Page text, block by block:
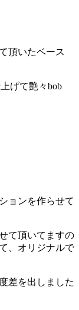
頂いたベース
げて艶々bob
ョンを作らせて
て頂いてますの
、オリジナルで
差を出しました